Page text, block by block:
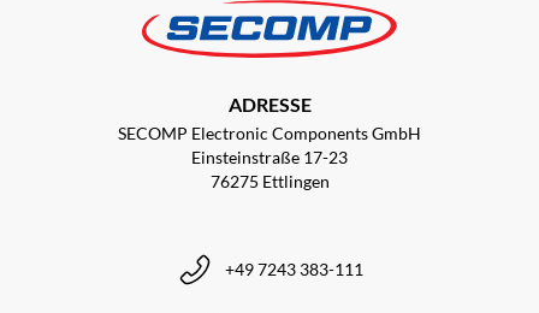
ADRESSE
SECOMP Electronic Components GmbH
Einsteinstraße 17-23
76275 Ettlingen
+49 7243 383-111